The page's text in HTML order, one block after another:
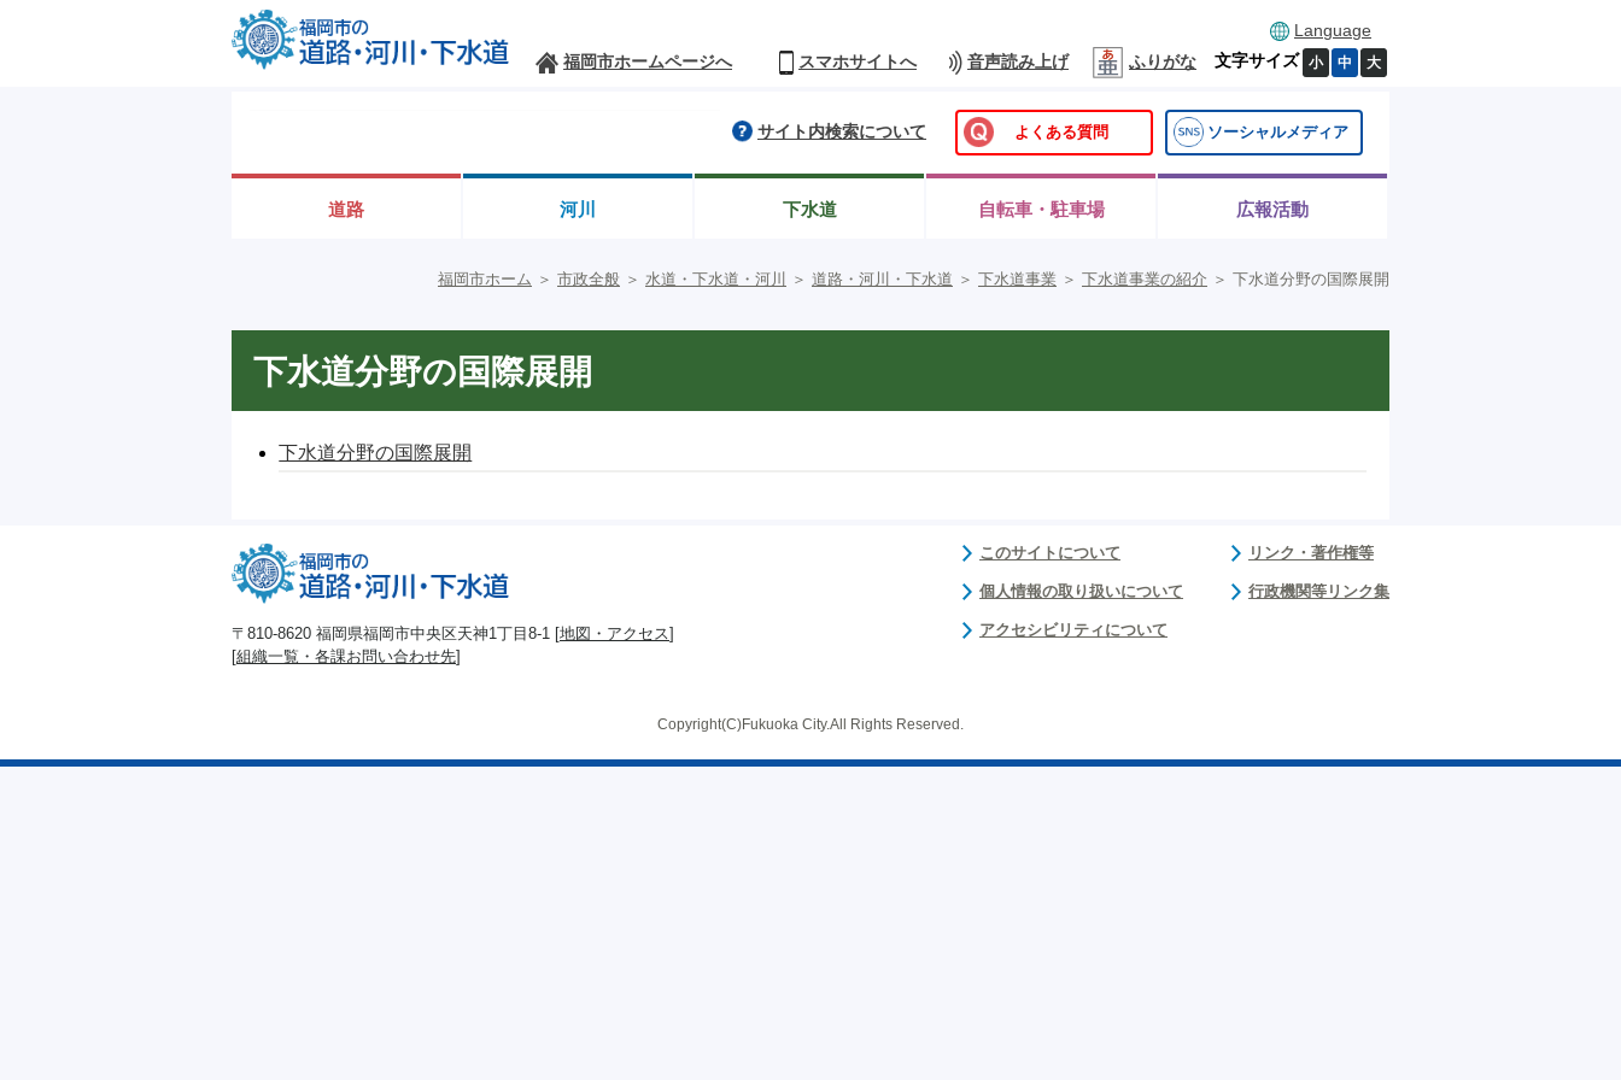
Language
福岡市ホームページへ
スマホサイトへ 音声読み上げ ふりがな 文字サイズ 小 中 大
よくある質問 ソーシャルメディア
サイト内検索について
道路 河川 下水道 自転車・駐車場 広報活動
福岡市ホーム ＞ 市政全般 ＞ 水道・下水道・河川 ＞ 道路・河川・下水道 ＞ 下水道事業 ＞ 下水道事業の紹介 ＞ 下水道分野の国際展開
下水道分野の国際展開
下水道分野の国際展開
〒810-8620 福岡県福岡市中央区天神1丁目8-1 [地図・アクセス]
[組織一覧・各課お問い合わせ先]
このサイトについて
個人情報の取り扱いについて
アクセシビリティについて
リンク・著作権等
行政機関等リンク集
Copyright(C)Fukuoka City.All Rights Reserved.